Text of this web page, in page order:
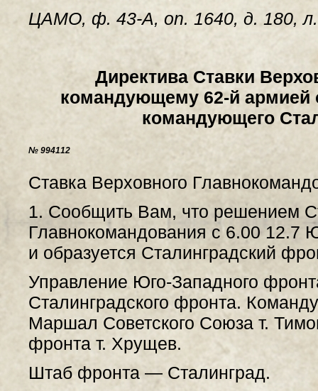
ЦАМО, ф. 43-А, on. 1640, д. 180,
Директива Ставки
командующему 62-й армией
командующего
№ 994112
Ставка Верховного
1. Сообщить Вам, что решением
Главнокомандования с 6.00 12.7
и образуется Сталинградский
Управление Юго-Западного
Сталинградского фронта.
Маршал Советского Союза т.
фронта т. Хрущев.
Штаб фронта — Сталинград.